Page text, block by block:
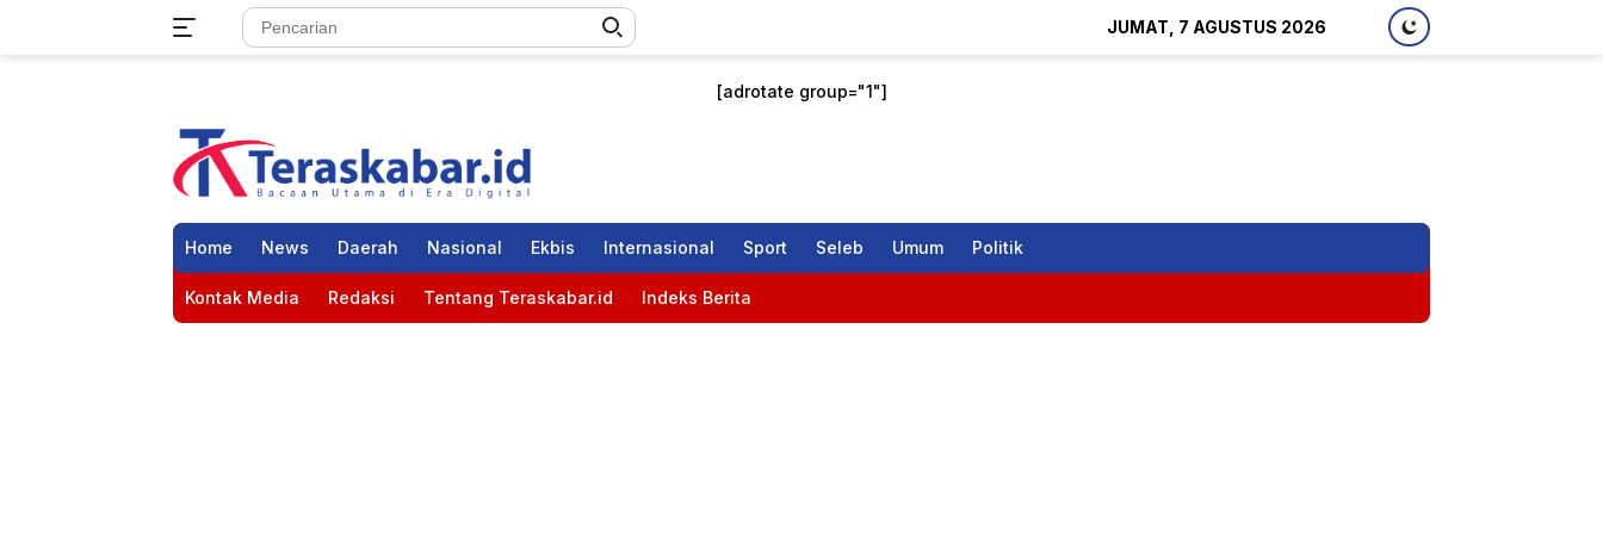
JUMAT, 7 AGUSTUS 2026
[adrotate group="1"]
Home News Daerah Nasional Ekbis Internasional Sport Seleb Umum Politik
Kontak Media Redaksi Tentang Teraskabar.id Indeks Berita